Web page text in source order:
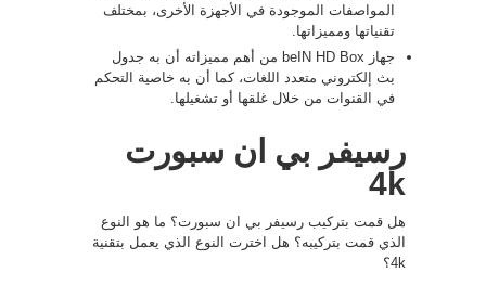
المواصفات الموجودة في الأجهزة الأخرى، بمختلف
تقنياتها ومميزاتها.
جهاز beIN HD Box من أهم مميزاته أن به جدول
بث إلكتروني متعدد اللغات، كما أن به خاصية التحكم
في القنوات من خلال غلقها أو تشغيلها.
رسيفر بي ان سبورت
4k
هل قمت بتركيب رسيفر بي ان سبورت؟ ما هو النوع
الذي قمت بتركيبه؟ هل اخترت النوع الذي يعمل بتقنية
4k؟